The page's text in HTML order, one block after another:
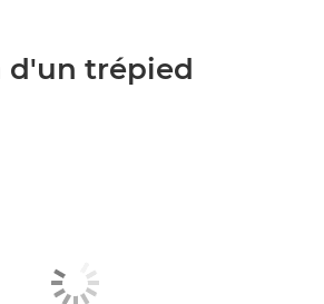
d'un trépied